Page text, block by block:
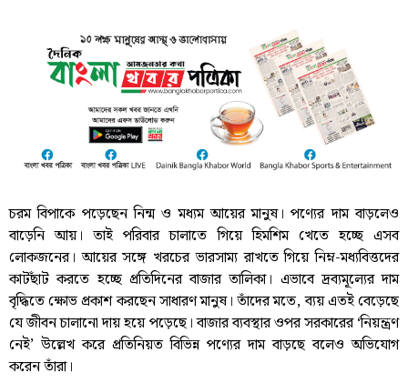
চরম বিপাকে পড়েছেন নিন্ম ও মধ্যম আয়ের মানুষ। পণ্যের দাম বাড়লেও
বাড়েনি আয়। তাই পরিবার চালাতে গিয়ে হিমশিম খেতে হচ্ছে এসব
লোকজনের। আয়ের সঙ্গে খরচের ভারসাম্য রাখতে গিয়ে নিম্ন-মধ্যবিত্তদের
কাটছাঁট করতে হচ্ছে প্রতিদিনের বাজার তালিকা। এভাবে দ্রব্যমূল্যের দাম
বৃদ্ধিতে ক্ষোভ প্রকাশ করছেন সাধারণ মানুষ। তাঁদের মতে, ব্যয় এতই বেড়েছে
যে জীবন চালানো দায় হয়ে পড়েছে। বাজার ব্যবস্থার ওপর সরকারের ‘নিয়ন্ত্রণ
নেই’ উল্লেখ করে প্রতিনিয়ত বিভিন্ন পণ্যের দাম বাড়ছে বলেও অভিযোগ
করেন তাঁরা।